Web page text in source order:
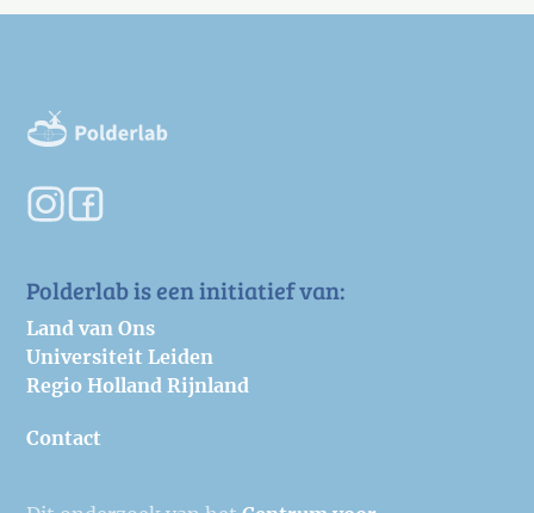
Polderlab is een initiatief van:
Land van Ons
Universiteit Leiden
Regio Holland Rijnland
Contact